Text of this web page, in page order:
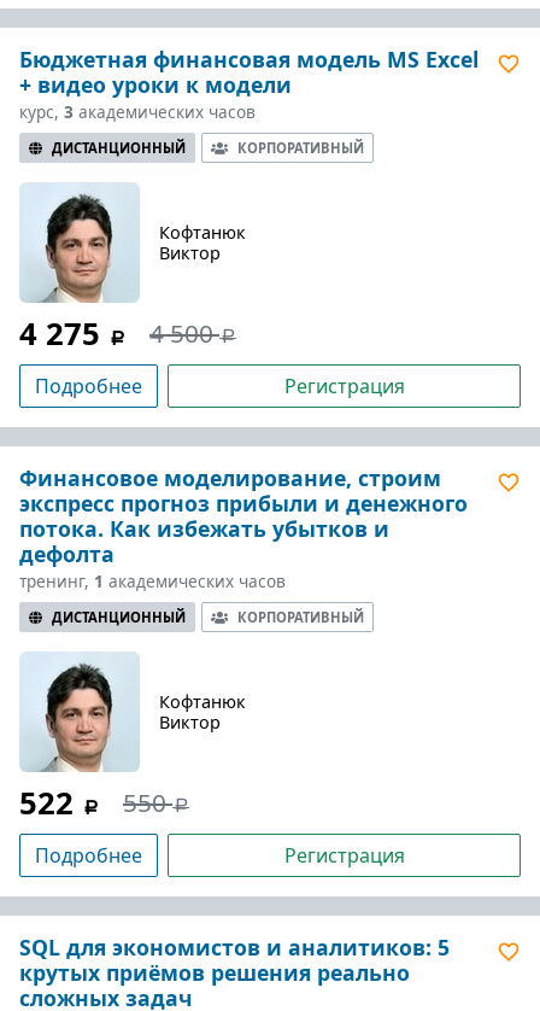
Бюджетная финансовая модель MS Excel
+ видео уроки к модели
курс, 3 академических часов
ДИСТАНЦИОННЫЙ КОРПОРАТИВНЫЙ
Кофтанюк
Виктор
4 275 4 500
Подробнее Регистрация
Финансовое моделирование, строим
экспресс прогноз прибыли и денежного
потока. Как избежать убытков и
дефолта
тренинг, 1 академических часов
ДИСТАНЦИОННЫЙ КОРПОРАТИВНЫЙ
Кофтанюк
Виктор
522 550
Подробнее Регистрация
SQL для экономистов и аналитиков: 5
крутых приёмов решения реально
сложных задач